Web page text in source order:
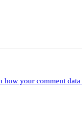
how your comment data